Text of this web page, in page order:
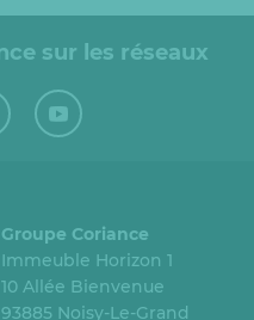
sur les réseaux
Groupe Coriance
Immeuble Horizon 1
10 Allée Bienvenue
93885 Noisy-Le-Grand